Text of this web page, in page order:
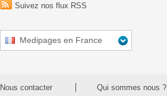
Suivez nos flux RSS
Medipages en France
Nous contacter Qui sommes nous ?